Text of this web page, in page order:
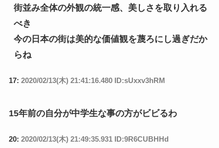
街並み全体の外観の統一感、美しさを取り入れる
べき
今の日本の街は美的な価値観を蔑ろにし過ぎだか
らね
17: 2020/02/13(木) 21:41:16.480 ID:sUxxv3hRM
15年前の自分が中学生な事の方がビビるわ
20: 2020/02/13(木) 21:49:35.931 ID:9R6CUBHHd